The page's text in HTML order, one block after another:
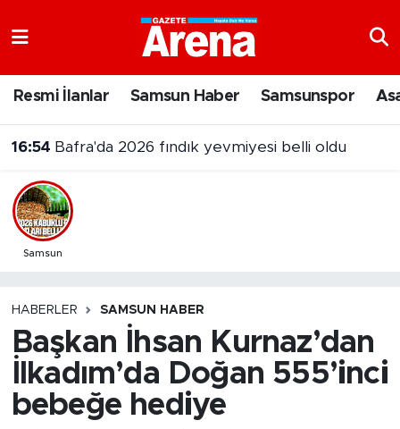
Resmi İlanlar Samsun Haber Samsunspor
16:54 Bafra'da 2026 fındık yevmiyesi belli oldu
Samsun
HABERLER SAMSUN HABER
Başkan İhsan Kurnaz’dan
İlkadım’da Doğan 555’inci
bebeğe hediye
Samsun Namaz Vakitleri
Trafik Durumu
Süper Lig Puan Durumu ve Fikstür
Son Dakika Haberleri
Haber Arşivi